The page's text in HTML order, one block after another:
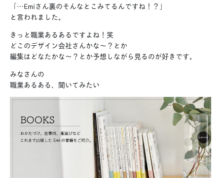
「…Emiさん裏のそんなとこみてるんですね！？」
と言われました。
きっと職業あるあるですよね！笑
どこのデザイン会社さんかな〜？とか
編集はどなたかな〜？とか予想しながら見るのが好きです。
みなさんの
職業あるある、聞いてみたい